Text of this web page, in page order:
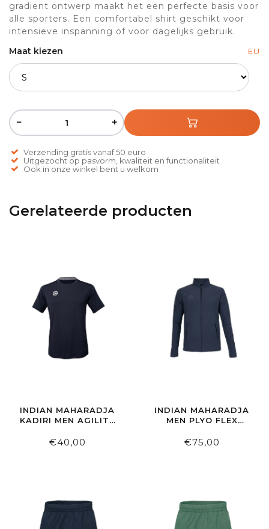
gradient ontwerp maakt het een perfecte basis voor
alle sporters. Een comfortabel shirt geschikt voor
intensieve inspanning of voor dagelijks gebruik.
Maat kiezen
EU
− +
Verzending gratis vanaf 50 euro
Uitgezocht op pasvorm, kwaliteit en functionaliteit
Ook in onze winkel bent u welkom
Gerelateerde producten
INDIAN MAHARADJA
KADIRI MEN AGILITY
€40,00
INDIAN MAHARADJA
MEN PLYO FLEX
€75,00